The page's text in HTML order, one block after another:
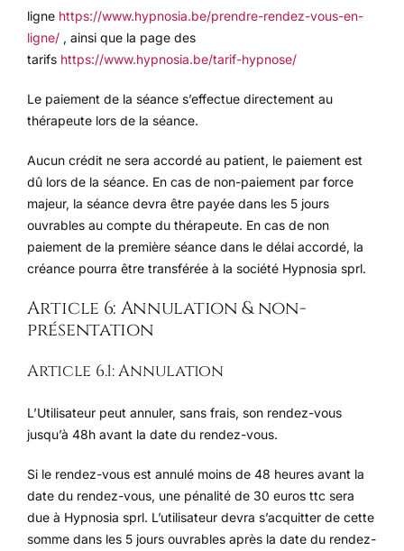
ligne https://www.hypnosia.be/prendre-rendez-vous-en-
ligne/ , ainsi que la page des
tarifs https://www.hypnosia.be/tarif-hypnose/
Le paiement de la séance s’effectue directement au
thérapeute lors de la séance.
Aucun crédit ne sera accordé au patient, le paiement est
dû lors de la séance. En cas de non-paiement par force
majeur, la séance devra être payée dans les 5 jours
ouvrables au compte du thérapeute. En cas de non
paiement de la première séance dans le délai accordé, la
créance pourra être transférée à la société Hypnosia sprl.
Article 6: Annulation & non-
présentation
Article 6.1: Annulation
L’Utilisateur peut annuler, sans frais, son rendez-vous
jusqu’à 48h avant la date du rendez-vous.
Si le rendez-vous est annulé moins de 48 heures avant la
date du rendez-vous, une pénalité de 30 euros ttc sera
due à Hypnosia sprl. L’utilisateur devra s’acquitter de cette
somme dans les 5 jours ouvrables après la date du rendez-